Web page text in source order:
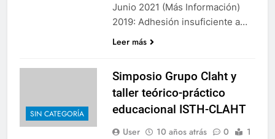
Junio 2021 (Más Información)
2019: Adhesión insuficiente a…
Leer más
SIN CATEGORÍA
Simposio Grupo Claht y
taller teórico-práctico
educacional ISTH-CLAHT
User 10 años atrás 0
1